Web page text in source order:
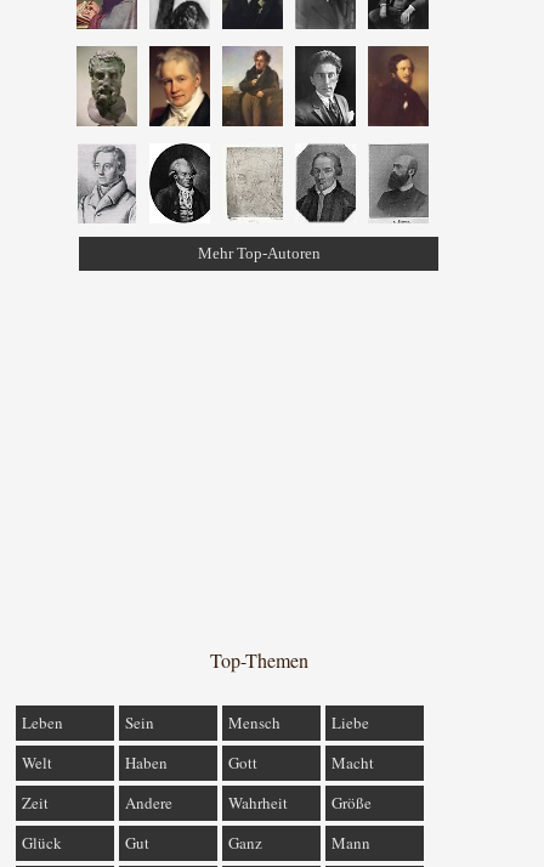
Mehr Top-Autoren
Top-Themen
Leben Sein Mensch
Liebe
Welt
Haben Gott
Macht
Zeit
Andere Wahrheit
Größe
Glück
Gut Ganz Mann